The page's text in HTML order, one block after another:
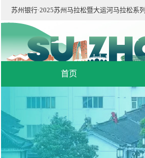
苏州银行·2025苏州马拉松暨大运河马拉松系
首页